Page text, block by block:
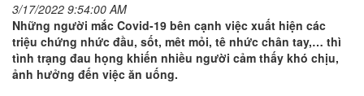
3/17/2022 9:54:00 AM
Những người mắc Covid-19 bên cạnh việc xuất hiện các
triệu chứng nhức đầu, sốt, mêt mỏi, tê nhức chân tay,… thì
tình trạng đau họng khiến nhiều người cảm thấy khó chịu,
ảnh hưởng đến việc ăn uống.